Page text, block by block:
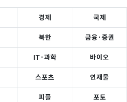
경제 국제
북한 금융·증권
IT·과학 바이오
스포츠 연재물
피플 포토